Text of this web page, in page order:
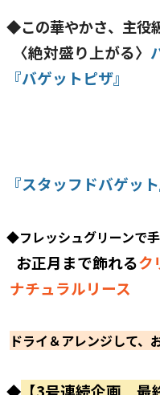
◆この華やかさ、主役
〈絶対盛り上がる〉
『バゲットピザ』
『スタッフドバゲット
◆フレッシュグリーンで
お正月まで飾れるク
ナチュラルリース
ドライ＆アレンジして、
◆ 【3号連続企画 最